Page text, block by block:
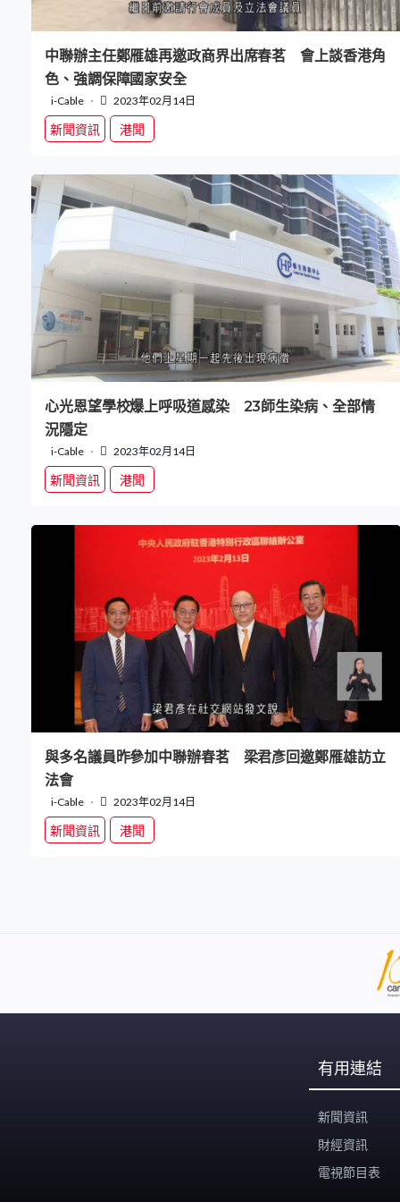
中聯辦主任鄭雁雄再邀政商界出席春茗 會上談香港角
色、強調保障國家安全
i-Cable 2023年02月14日
新聞資訊 港聞
心光恩望學校爆上呼吸道感染 23師生染病、全部情
況隱定
i-Cable 2023年02月14日
新聞資訊 港聞
與多名議員昨參加中聯辦春茗 梁君彥回邀鄭雁雄訪立
法會
i-Cable 2023年02月14日
新聞資訊 港聞
有用連結
新聞資訊
財經資訊
電視節目表